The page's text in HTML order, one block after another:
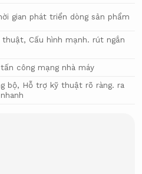
gian phát triển dòng sản phẩm
thuật, Cấu hình mạnh. rút ngắn
công mạng nhà máy
bộ, Hỗ trợ kỹ thuật rõ ràng. ra